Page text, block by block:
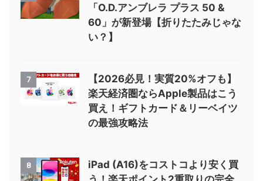
「O.D.アンブレラ プラス 50 &
60」が新登場【折りたたみじゃな
い？】
7
【2026必見！実質20%オフも】
楽天経済圏ならApple製品はこう
買え！ギフトカード＆リーベイツ
の最強攻略法
8
iPad (A16)をコストコより安く買